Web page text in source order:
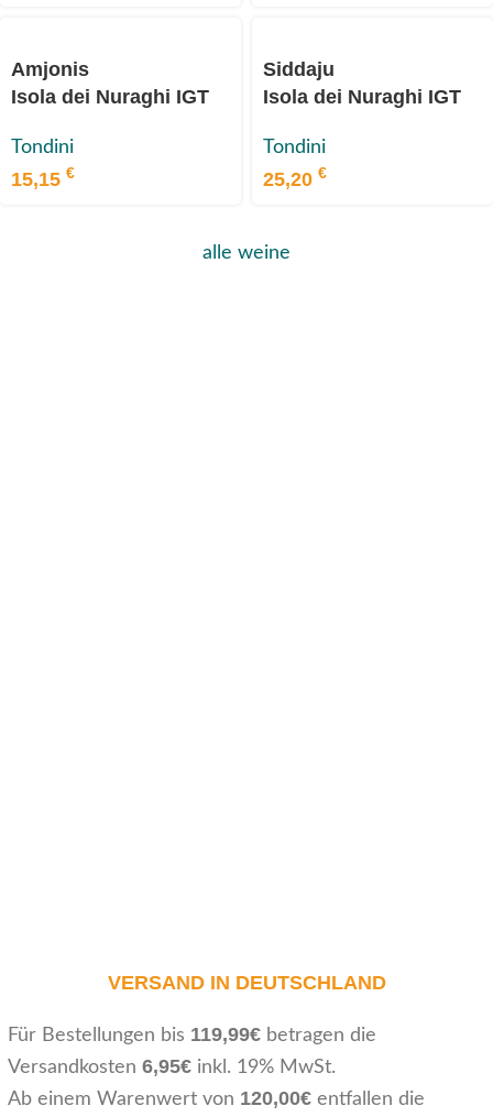
Amjonis
Isola dei Nuraghi IGT
Tondini
15,15 €
Siddaju
Isola dei Nuraghi IGT
Tondini
25,20 €
alle weine
VERSAND IN DEUTSCHLAND
Für Bestellungen bis 119,99€ betragen die
Versandkosten 6,95€ inkl. 19% MwSt.
Ab einem Warenwert von 120,00€ entfallen die